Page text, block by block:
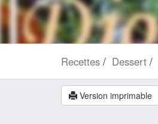
Recettes Dessert
Version imprimable